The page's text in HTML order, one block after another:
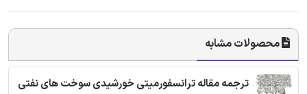
محصولات مشابه
ترجمه مقاله ترانسفورمیتی خورشیدی سوخت های نفتی